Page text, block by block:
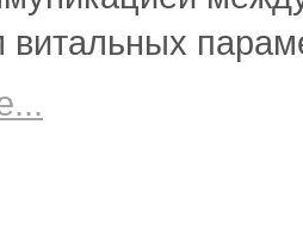
витальных